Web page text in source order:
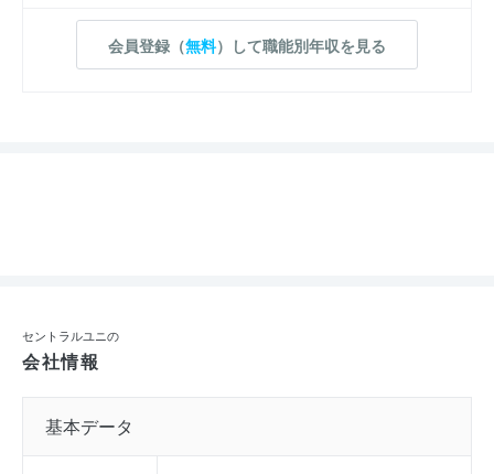
会員登録（無料）して職能別年収を見る
セントラルユニの
会社情報
基本データ